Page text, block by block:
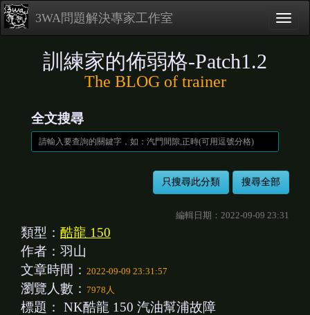
3WA問題解決專家工作室
訓練家的佈弱格-Patch1.2
The BLOG of trainer
全文搜尋
編輯日期：2022-09-09 23:31
類型： 酷龍 150
作者：羽山
文章時間： 2022-09-09 23:31:57
瀏覽人數： 7978人
標題： NK酷龍 150 汽油幫浦故障